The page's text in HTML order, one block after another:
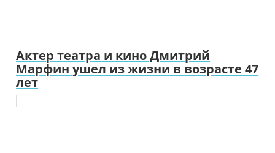
Актер театра и кино Дмитрий
Марфин ушел из жизни в возрасте 47
лет